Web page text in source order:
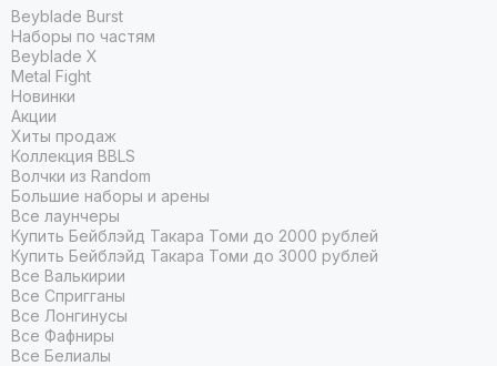
Beyblade Burst
Наборы по частям
Beyblade X
Metal Fight
Новинки
Акции
Хиты продаж
Коллекция BBLS
Волчки из Random
Большие наборы и арены
Все лаунчеры
Купить Бейблэйд Такара Томи до 2000 рублей
Купить Бейблэйд Такара Томи до 3000 рублей
Все Валькирии
Все Спригганы
Все Лонгинусы
Все Фафниры
Все Белиалы